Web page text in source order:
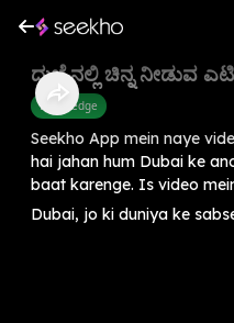
ದುಬೈನಲ್ಲಿ ಚಿನ್ನ ನೀಡುವ
Knowledge
Seekho App mein naye
hai jahan hum Dubai ke
baat karenge. Is video
Dubai, jo ki duniya ke